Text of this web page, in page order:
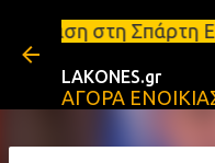
Μετάβαση
Ενοικιάσεις
LAKONES.gr
ΑΓΟΡΑ